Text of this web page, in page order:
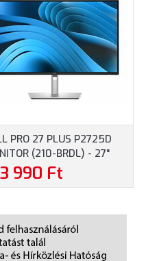
PRO 27 PLUS P2725D
(210-BRDL) - 27"
(2560X1440), IPS, 16:9,
5MS, 1XHDMI,
A, 3 ÉV GARANCIA,
EZÜST SZÍNBEN
990 Ft